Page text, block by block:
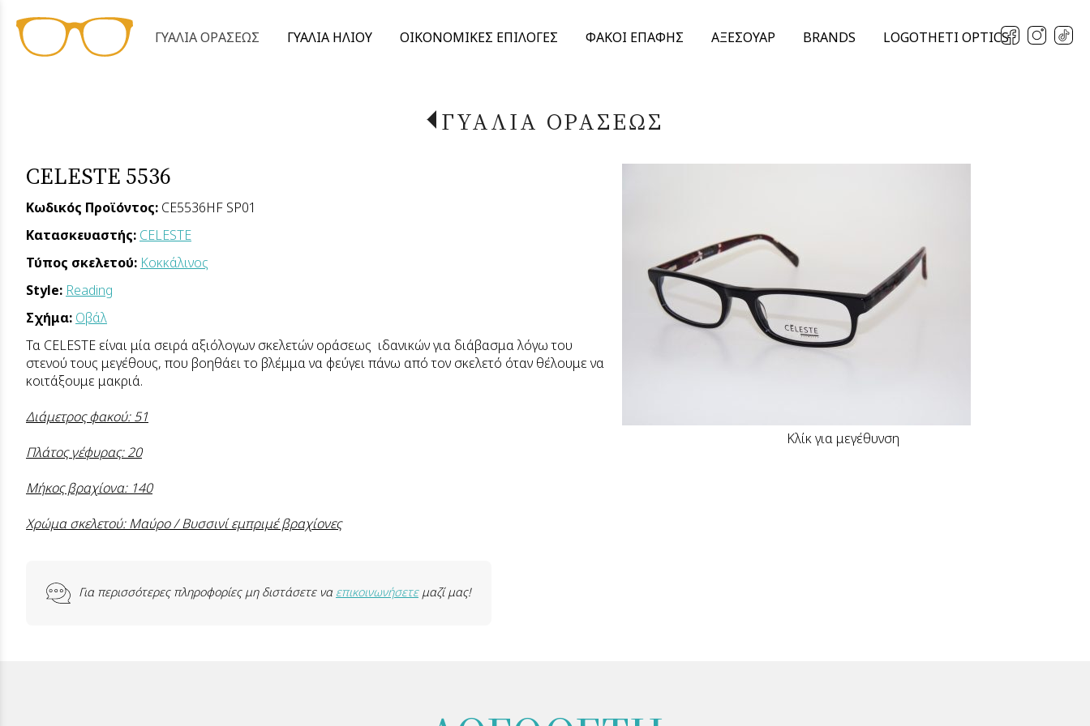
ΓΥΑΛΙΑ ΟΡΑΣΕΩΣ ΓΥΑΛΙΑ ΗΛΙΟΥ ΟΙΚΟΝΟΜΙΚΕΣ ΕΠΙΛΟΓΕΣ ΦΑΚΟΙ ΕΠΑΦΗΣ ΑΞΕΣΟΥΑΡ BRANDS LOGOTHETI OPTICS
ΓΥΑΛΙΑ ΟΡΑΣΕΩΣ
Κλίκ για μεγέθυνση
CELESTE 5536
Κωδικός Προϊόντος: CE5536HF SP01
Κατασκευαστής: CELESTE
Τύπος σκελετού: Κοκκάλινος
Style: Reading
Σχήμα: Οβάλ
Τα CELESTE είναι μία σειρά αξιόλογων σκελετών οράσεως ιδανικών για διάβασμα λόγω του
στενού τους μεγέθους, που βοηθάει το βλέμμα να φεύγει πάνω από τον σκελετό όταν θέλουμε να
κοιτάξουμε μακριά.
Διάμετρος φακού: 51
Πλάτος γέφυρας: 20
Μήκος βραχίονα: 140
Χρώμα σκελετού: Μαύρο / Βυσσινί εμπριμέ βραχίονες
Για περισσότερες πληροφορίες μη διστάσετε να επικοινωνήσετεμαζί μας!